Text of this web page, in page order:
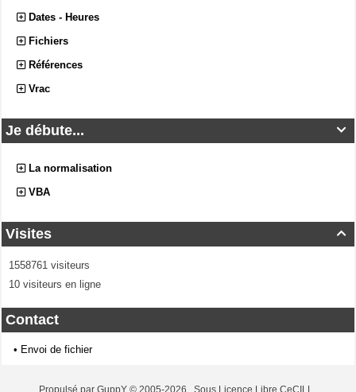
Dates - Heures
Fichiers
Références
Vrac

Je débute...
La normalisation
VBA

Visites
1558761 visiteurs
10 visiteurs en ligne
Contact
• Envoi de fichier
Propulsé par GuppY © 2005-2026 Sous Licence Libre CeCILL